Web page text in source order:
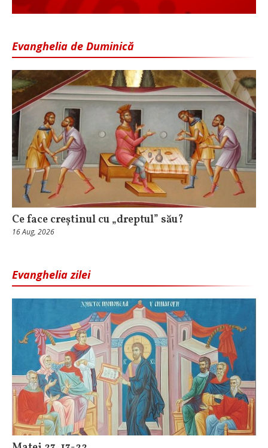
Evanghelia de Duminică
Ce face creștinul cu „dreptul” său?
16 Aug, 2026
Evanghelia zilei